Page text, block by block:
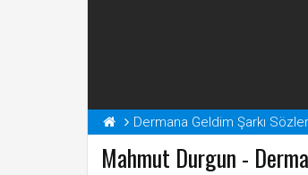
Dermana Geldim Şarkı
Mahmut Durgun -